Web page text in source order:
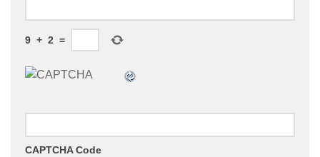
9 + 2 =
CAPTCHA Code